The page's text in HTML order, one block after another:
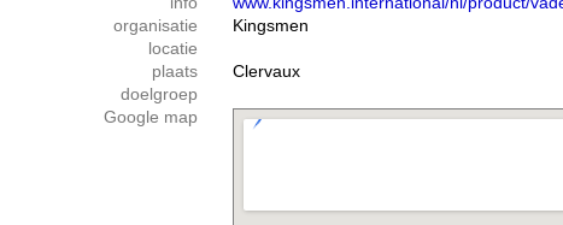
organisatie
Kingsmen
locatie
plaats
Clervaux
doelgroep
Google map